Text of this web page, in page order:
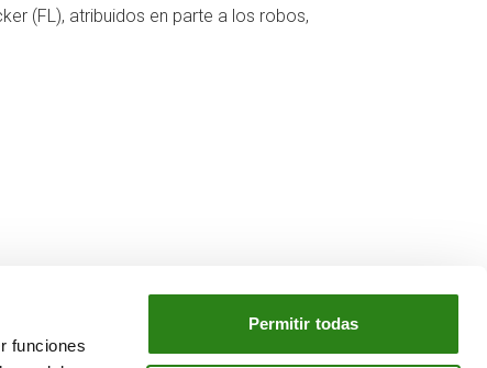
funciones
Permitir todas
(FL), atribuidos en parte a los robos,
NUESTRO GRUPO